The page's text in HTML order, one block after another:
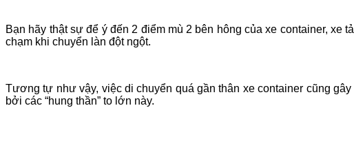
Bạn hãy thật sự để ý đến 2 điểm mù 2 bên hông của xe container,
chạm khi chuyển làn đột ngột.
Tương tự như vậy, việc di chuyển quá gần thân xe container cũng
bởi các “hung thần” to lớn này.